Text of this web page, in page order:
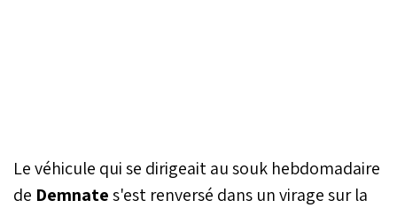
Le véhicule qui se dirigeait au souk hebdomadaire
de Demnates'est renversé dans un virage sur la